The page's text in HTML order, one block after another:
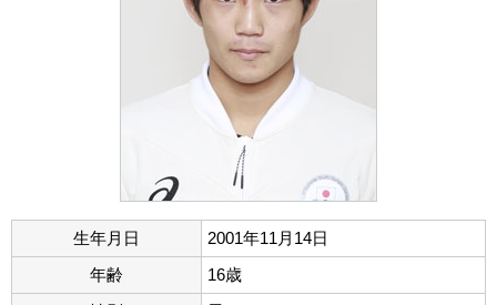
生年月日
2001年11月14日
年齢
16歳